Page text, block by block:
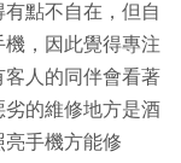
點不自在，但自
，因此覺得專注
人的同伴會看著
的維修地方是酒
手機方能修